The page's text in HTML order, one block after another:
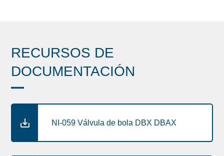
RECURSOS DE
DOCUMENTACIÓN
NI-059 Válvula de bola DBX DBAX